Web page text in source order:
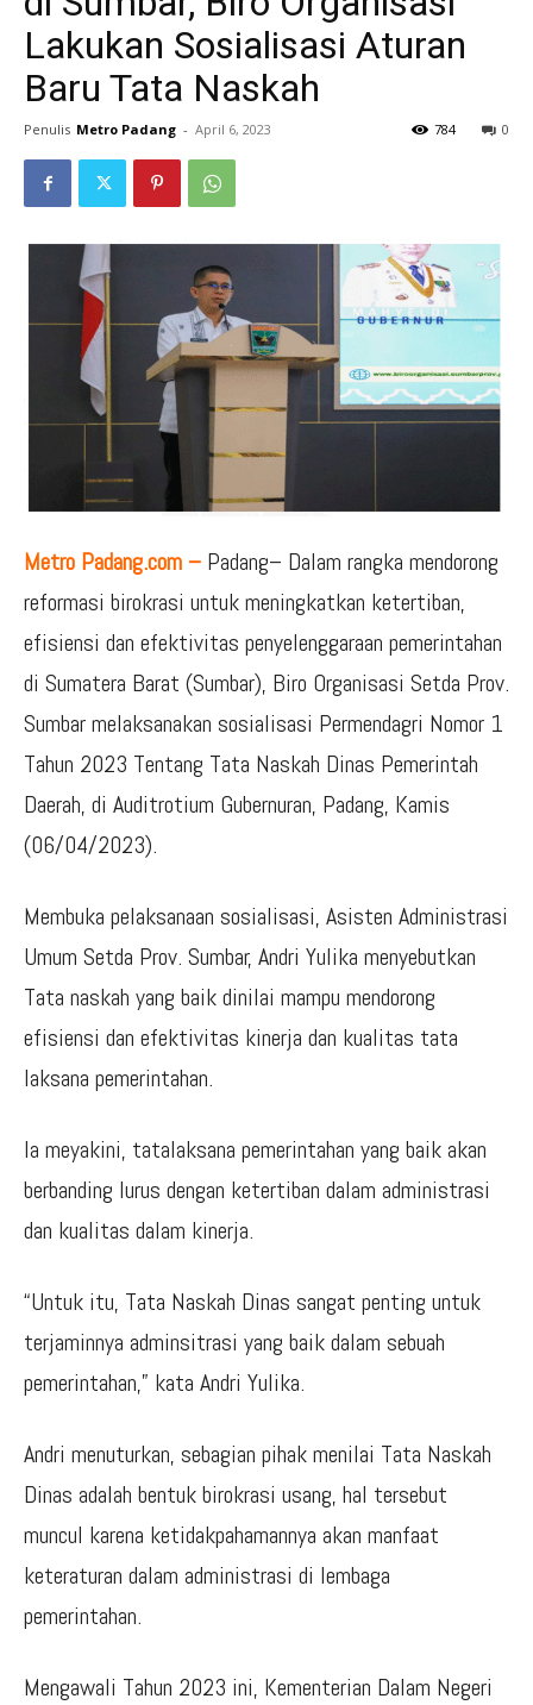
Lakukan Sosialisasi Aturan
Baru Tata Naskah
Penulis Metro Padang - April 6, 2023 0
784
Metro Padang.com – Padang– Dalam rangka mendorong
reformasi birokrasi untuk meningkatkan ketertiban,
efisiensi dan efektivitas penyelenggaraan pemerintahan
di Sumatera Barat (Sumbar), Biro Organisasi Setda Prov.
Sumbar melaksanakan sosialisasi Permendagri Nomor 1
Tahun 2023 Tentang Tata Naskah Dinas Pemerintah
Daerah, di Auditrotium Gubernuran, Padang, Kamis
(06/04/2023).
Membuka pelaksanaan sosialisasi, Asisten Administrasi
Umum Setda Prov. Sumbar, Andri Yulika menyebutkan
Tata naskah yang baik dinilai mampu mendorong
efisiensi dan efektivitas kinerja dan kualitas tata
laksana pemerintahan.
Ia meyakini, tatalaksana pemerintahan yang baik akan
berbanding lurus dengan ketertiban dalam administrasi
dan kualitas dalam kinerja.
“Untuk itu, Tata Naskah Dinas sangat penting untuk
terjaminnya adminsitrasi yang baik dalam sebuah
pemerintahan,” kata Andri Yulika.
Andri menuturkan, sebagian pihak menilai Tata Naskah
Dinas adalah bentuk birokrasi usang, hal tersebut
muncul karena ketidakpahamannya akan manfaat
keteraturan dalam administrasi di lembaga
pemerintahan.
Mengawali Tahun 2023 ini, Kementerian Dalam Negeri